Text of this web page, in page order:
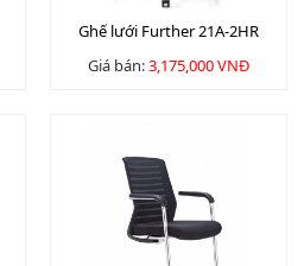
Ghế lưới Further 21A-2HR
Giá bán:3,175,000 VNĐ